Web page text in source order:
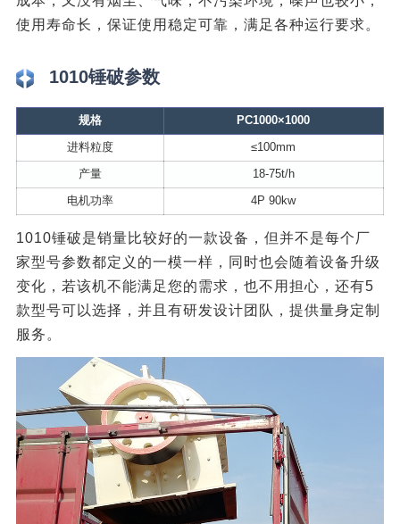
使用寿命长，保证使用稳定可靠，满足各种运行要求。
1010锤破参数
规格 PC1000×1000
进料粒度 ≤100mm
产量 18-75t/h
电机功率 4P 90kw
1010锤破是销量比较好的一款设备，但并不是每个厂
家型号参数都定义的一模一样，同时也会随着设备升级
变化，若该机不能满足您的需求，也不用担心，还有5
款型号可以选择，并且有研发设计团队，提供量身定制
服务。